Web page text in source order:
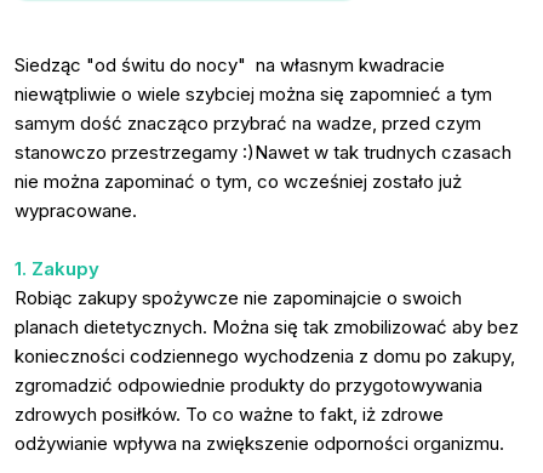
Siedząc "od świtu do nocy" na własnym kwadracie
niewątpliwie o wiele szybciej można się zapomnieć a tym
samym dość znacząco przybrać na wadze, przed czym
stanowczo przestrzegamy :)Nawet w tak trudnych czasach
nie można zapominać o tym, co wcześniej zostało już
wypracowane.
1. Zakupy
Robiąc zakupy spożywcze nie zapominajcie o swoich
planach dietetycznych. Można się tak zmobilizować aby bez
konieczności codziennego wychodzenia z domu po zakupy,
zgromadzić odpowiednie produkty do przygotowywania
zdrowych posiłków. To co ważne to fakt, iż zdrowe
odżywianie wpływa na zwiększenie odporności organizmu.